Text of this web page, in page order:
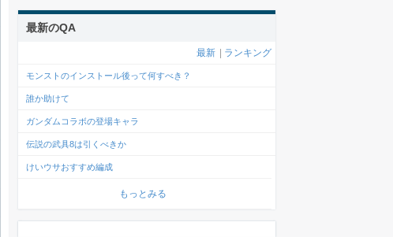
最新のQA
最新 ランキング
モンストのインストール後って何すべき？
誰か助けて
ガンダムコラボの登場キャラ
伝説の武具8は引くべきか
けいウサおすすめ編成
もっとみる